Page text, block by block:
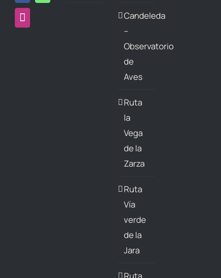
Candeleda
–
Observatorio
de
Aves
Ruta
la
Vega
de la
Zarza
Ruta
Vía
verde
de la
Jara